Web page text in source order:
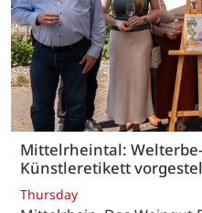
Mittelrheintal:
Künstleretikett
Thursday